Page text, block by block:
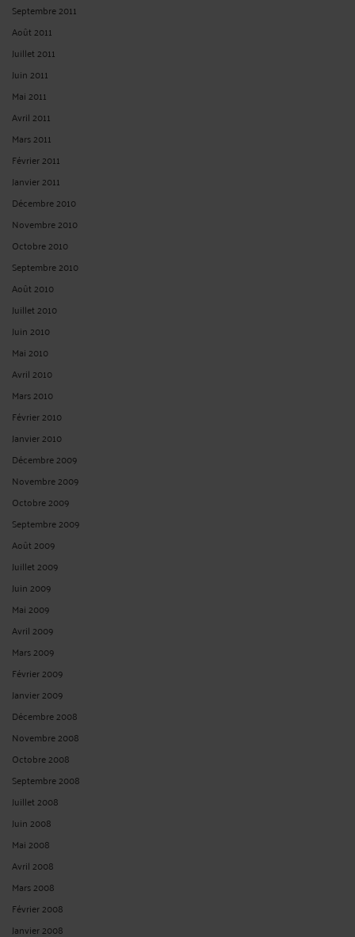
Septembre 2011
Août 2011
Juillet 2011
Juin 2011
Mai 2011
Avril 2011
Mars 2011
Février 2011
Janvier 2011
Décembre 2010
Novembre 2010
Octobre 2010
Septembre 2010
Août 2010
Juillet 2010
Juin 2010
Mai 2010
Avril 2010
Mars 2010
Février 2010
Janvier 2010
Décembre 2009
Novembre 2009
Octobre 2009
Septembre 2009
Août 2009
Juillet 2009
Juin 2009
Mai 2009
Avril 2009
Mars 2009
Février 2009
Janvier 2009
Décembre 2008
Novembre 2008
Octobre 2008
Septembre 2008
Juillet 2008
Juin 2008
Mai 2008
Avril 2008
Mars 2008
Février 2008
Janvier 2008